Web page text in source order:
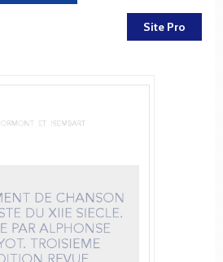
Site Pro